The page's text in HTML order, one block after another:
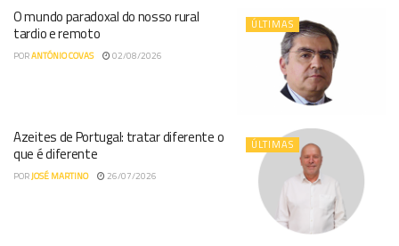
ÚLTIMAS
O mundo paradoxal do nosso rural
tardio e remoto
PORANTÓNIO COVAS 02/08/2026
ÚLTIMAS
Azeites de Portugal: tratar diferente o
que é diferente
PORJOSÉ MARTINO 26/07/2026